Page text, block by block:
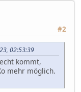
#2
02:53:39
kommt,
mehr möglich.